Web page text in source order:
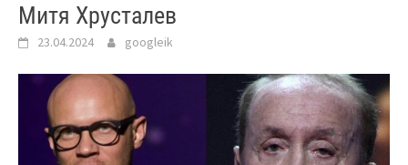
Митя Хрусталев
23.04.2024 googleik